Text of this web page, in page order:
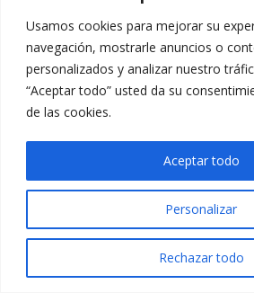
Usamos cookies para mejorar su
navegación, mostrarle anuncios o
personalizados y analizar nuestro
“Aceptar todo” usted da su
de las cookies.
Personalizar
Rechazar todo
Aceptar todo